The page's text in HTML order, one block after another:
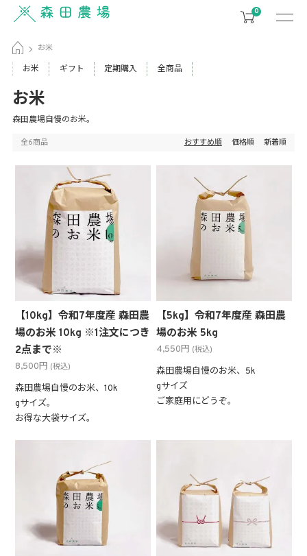
0
お米
お米
森田農場自慢のお米。
全6商品 おすすめ順 価格順 新着順
【10kg】令和7年度産 森田農
場のお米 10kg ※1注文につき
2点まで※
8,500円 (税込)
森田農場自慢のお米、10k
gサイズ。
お得な大袋サイズ。
【5kg】令和7年度産 森田農
場のお米 5kg
4,550円 (税込)
森田農場自慢のお米、5k
gサイズ
ご家庭用にどうぞ。
お米 ギフト 定期購入 全商品